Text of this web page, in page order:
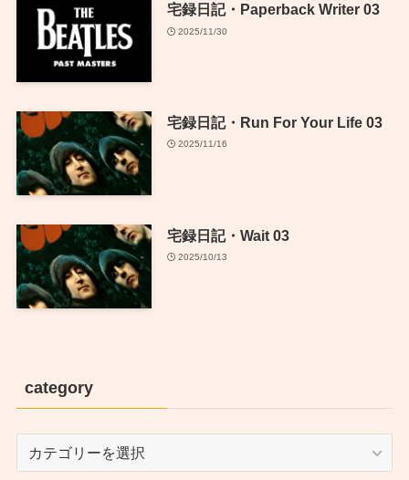
宅録日記・Paperback Writer 03
2025/11/30
宅録日記・Run For Your Life 03
2025/11/16
宅録日記・Wait 03
2025/10/13
category
category